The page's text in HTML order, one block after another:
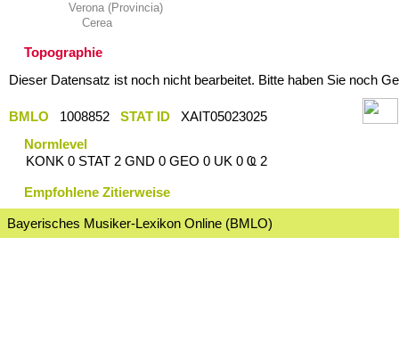
Verona (Provincia)
Cerea
Topographie
Dieser Datensatz ist noch nicht bearbeitet. Bitte haben Sie noch
BMLO 1008852 STAT ID
XAIT05023025
Normlevel
KONK 0 STAT 2 GND 0 GEO 0 UK 0 Ҩ 2
Empfohlene Zitierweise
Bayerisches Musiker-Lexikon Online (BMLO)